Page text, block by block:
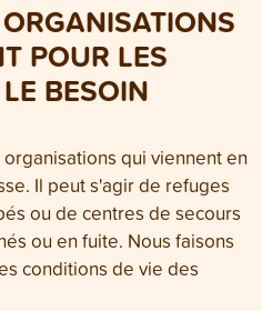
POUR LES
BESOIN
qui viennent en
Il peut s'agir de refuges
ou de centres de secours
ou en fuite. Nous faisons
conditions de vie des